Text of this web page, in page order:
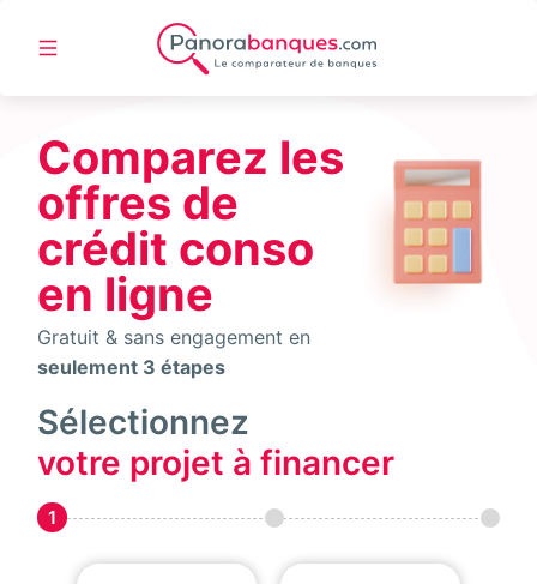
Comparez les
offres de
crédit conso
en ligne
Gratuit & sans engagement en
seulement 3 étapes
Sélectionnez
votre projet à financer
1